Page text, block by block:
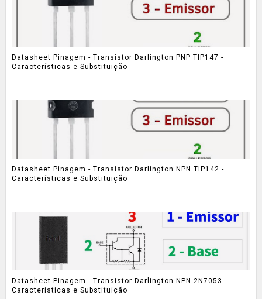
Datasheet Pinagem - Transistor Darlington PNP TIP147 -
Características e Substituição
Datasheet Pinagem - Transistor Darlington NPN TIP142 -
Características e Substituição
Datasheet Pinagem - Transistor Darlington NPN 2N7053 -
Características e Substituição